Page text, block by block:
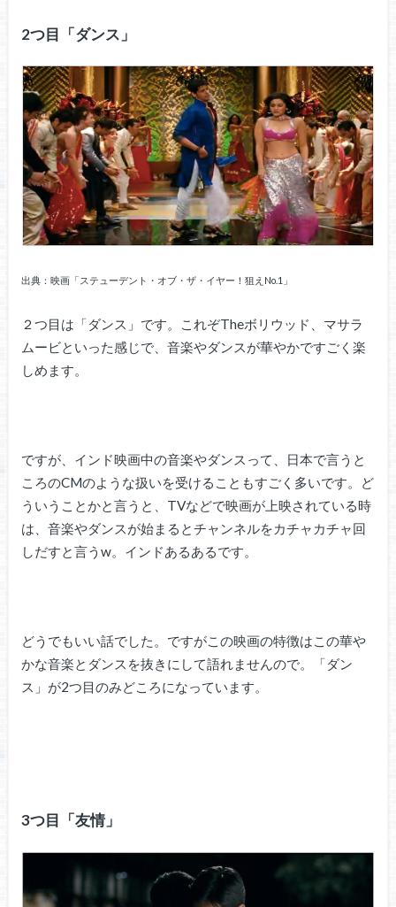
2つ目「ダンス」
出典：映画「ステューデント・オブ・ザ・イヤー！狙えNo.1」
２つ目は「ダンス」です。これぞTheボリウッド、マサラ
ムービといった感じで、音楽やダンスが華やかですごく楽
しめます。
ですが、インド映画中の音楽やダンスって、日本で言うと
ころのCMのような扱いを受けることもすごく多いです。ど
ういうことかと言うと、TVなどで映画が上映されている時
は、音楽やダンスが始まるとチャンネルをカチャカチャ回
しだすと言うw。インドあるあるです。
どうでもいい話でした。ですがこの映画の特徴はこの華や
かな音楽とダンスを抜きにして語れませんので。「ダン
ス」が2つ目のみどころになっています。
3つ目「友情」